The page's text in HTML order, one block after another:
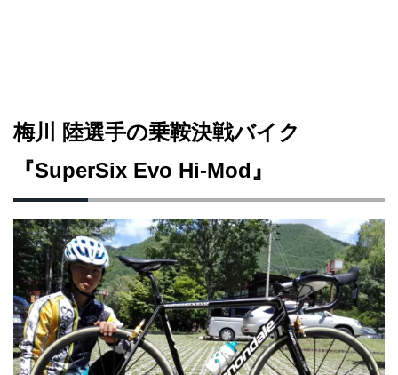
梅川 陸選手の乗鞍決戦バイク
『SuperSix Evo Hi-Mod』